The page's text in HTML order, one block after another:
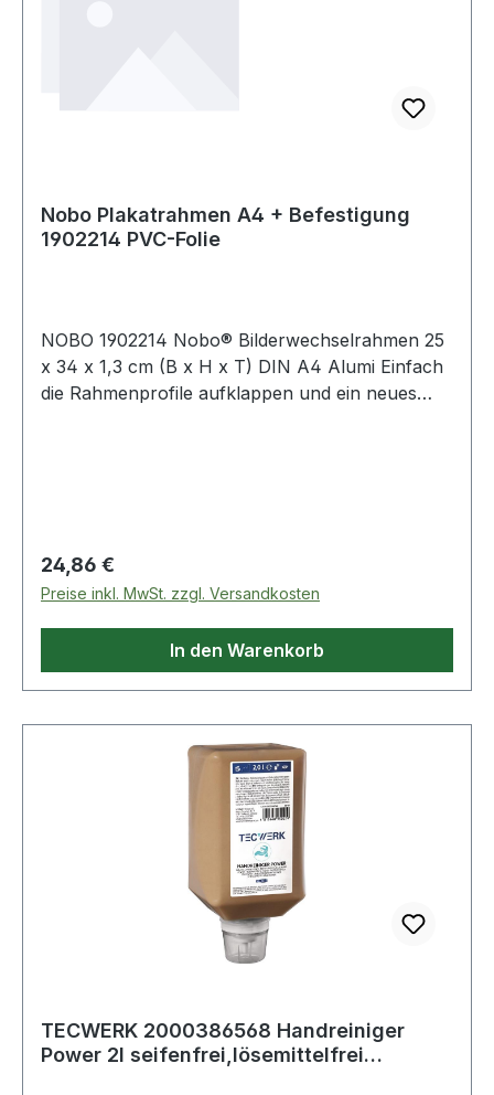
Nobo Plakatrahmen A4 + Befestigung
1902214 PVC-Folie
NOBO 1902214 Nobo® Bilderwechselrahmen 25
x 34 x 1,3 cm (B x H x T) DIN A4 Alumi Einfach
die Rahmenprofile aufklappen und ein neues
Regulärer Preis:
24,86 €
Preise inkl. MwSt. zzgl. Versandkosten
In den Warenkorb
TECWERK 2000386568 Handreiniger
Power 2l seifenfrei,lösemittelfrei